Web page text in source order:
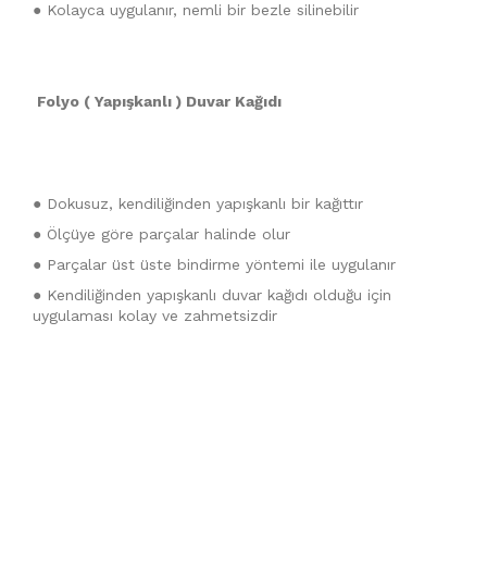
● Kolayca uygulanır, nemli bir bezle silinebilir
Folyo ( Yapışkanlı ) Duvar Kağıdı
● Dokusuz, kendiliğinden yapışkanlı bir kağıttır
● Ölçüye göre parçalar halinde olur
● Parçalar üst üste bindirme yöntemi ile uygulanır
● Kendiliğinden yapışkanlı duvar kağıdı olduğu için
uygulaması kolay ve zahmetsizdir